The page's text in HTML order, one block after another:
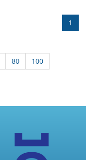
1
80 100